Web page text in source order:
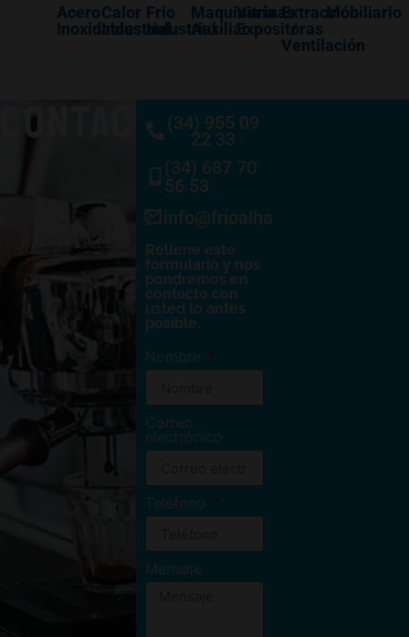
Acero
Inoxidable
Calor
Industrial
Frio
Industrial
Maquinaría
Auxiliar
Vitrinas
Expositoras
Extracción
/
Ventilación
Mobiliario
CONTACTO(34) 955 09
22 33
(34) 687 70
56 53
info@frioalhambra.com
Rellene este
formulario y nos
pondremos en
contacto con
usted lo antes
posible.
Nombre
Correo
electrónico
Teléfono
Mensaje